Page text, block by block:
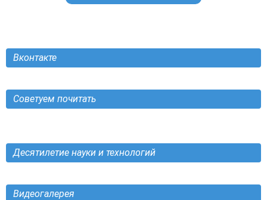
Вконтакте
Советуем почитать
Десятилетие науки и технологий
Видеогалерея